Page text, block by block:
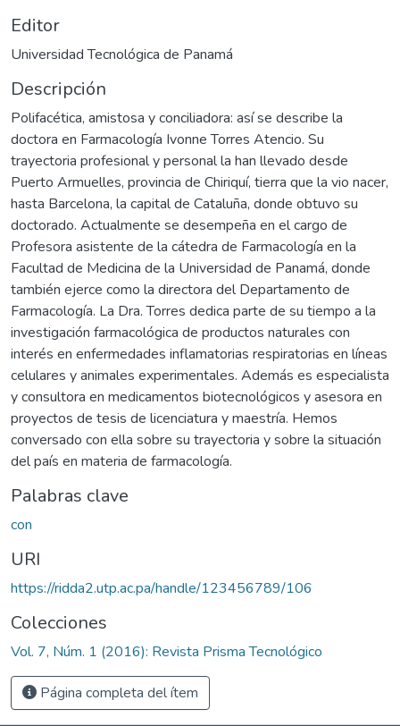
Editor
Universidad Tecnológica de Panamá
Descripción
Polifacética, amistosa y conciliadora: así se describe la
doctora en Farmacología Ivonne Torres Atencio. Su
trayectoria profesional y personal la han llevado desde
Puerto Armuelles, provincia de Chiriquí, tierra que la vio nacer,
hasta Barcelona, la capital de Cataluña, donde obtuvo su
doctorado. Actualmente se desempeña en el cargo de
Profesora asistente de la cátedra de Farmacología en la
Facultad de Medicina de la Universidad de Panamá, donde
también ejerce como la directora del Departamento de
Farmacología. La Dra. Torres dedica parte de su tiempo a la
investigación farmacológica de productos naturales con
interés en enfermedades inflamatorias respiratorias en líneas
celulares y animales experimentales. Además es especialista
y consultora en medicamentos biotecnológicos y asesora en
proyectos de tesis de licenciatura y maestría. Hemos
conversado con ella sobre su trayectoria y sobre la situación
del país en materia de farmacología.
Palabras clave
con
URI
https://ridda2.utp.ac.pa/handle/123456789/106
Colecciones
Vol. 7, Núm. 1 (2016): Revista Prisma Tecnológico
Página completa del ítem